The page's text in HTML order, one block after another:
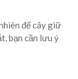
để cây giữ
bạn cần lưu ý